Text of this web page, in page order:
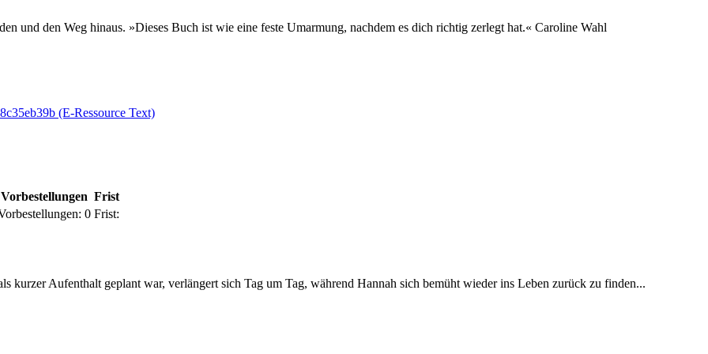
und den Weg hinaus. »Dieses Buch ist wie eine feste Umarmung, nachdem es dich richtig zerlegt hat.« Caroline Wahl
(E-Ressource Text)
Vorbestellungen Frist
0 Frist:
kurzer Aufenthalt geplant war, verlängert sich Tag um Tag, während Hannah sich bemüht wieder ins Leben zurück zu finden...